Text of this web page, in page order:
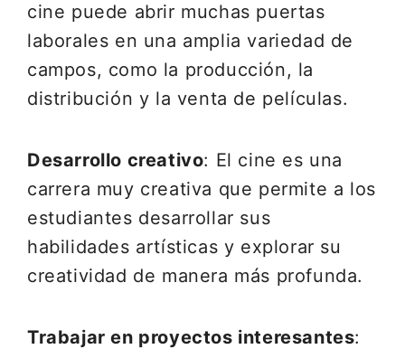
cine puede abrir muchas puertas
laborales en una amplia variedad de
campos, como la producción, la
distribución y la venta de películas.
Desarrollo creativo: El cine es una
carrera muy creativa que permite a los
estudiantes desarrollar sus
habilidades artísticas y explorar su
creatividad de manera más profunda.
Trabajar en proyectos interesantes: